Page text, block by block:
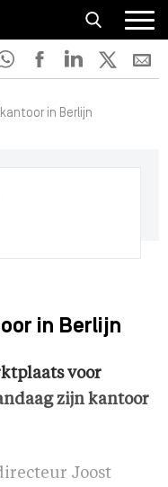
in Berlijn
in Berlijn
voor
zijn kantoor
Joost